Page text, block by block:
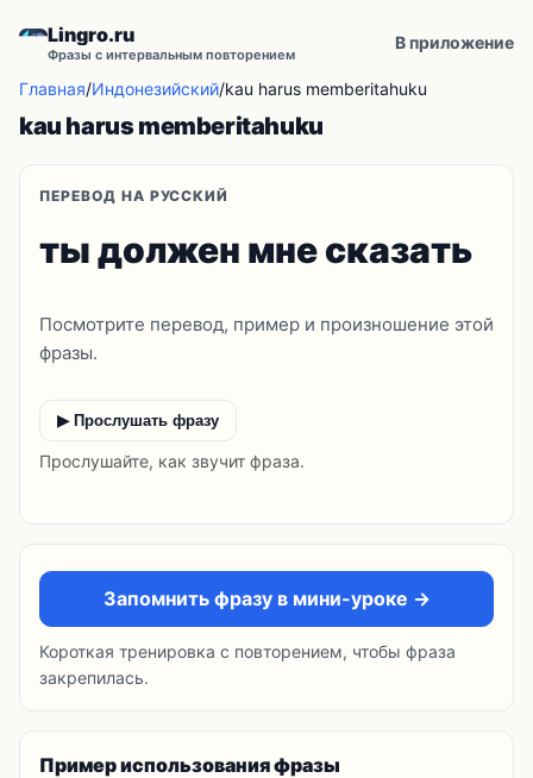
Lingro.ru
Фразы с интервальным повторением
В приложение
Главная/Индонезийский/kau harus memberitahuku
kau harus memberitahuku
ПЕРЕВОД НА РУССКИЙ
ты должен мне сказать
Посмотрите перевод, пример и произношение этой
фразы.
▶ Прослушать фразу
Прослушайте, как звучит фраза.
Запомнить фразу в мини-уроке →
Короткая тренировка с повторением, чтобы фраза
закрепилась.
Пример использования фразы